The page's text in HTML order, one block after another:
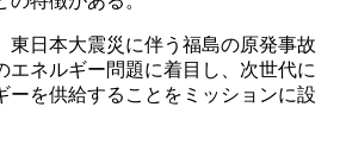
日本大震災に伴う福島の原発事故
エネルギー問題に着目し、次世代に
ーを供給することをミッションに設